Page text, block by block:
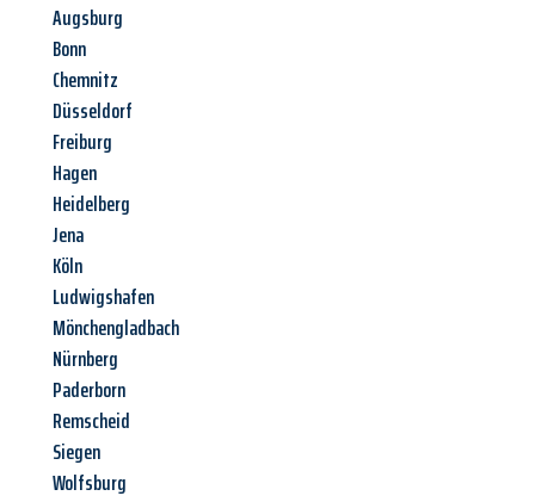
Augsburg
Bonn
Chemnitz
Düsseldorf
Freiburg
Hagen
Heidelberg
Jena
Köln
Ludwigshafen
Mönchengladbach
Nürnberg
Paderborn
Remscheid
Siegen
Wolfsburg